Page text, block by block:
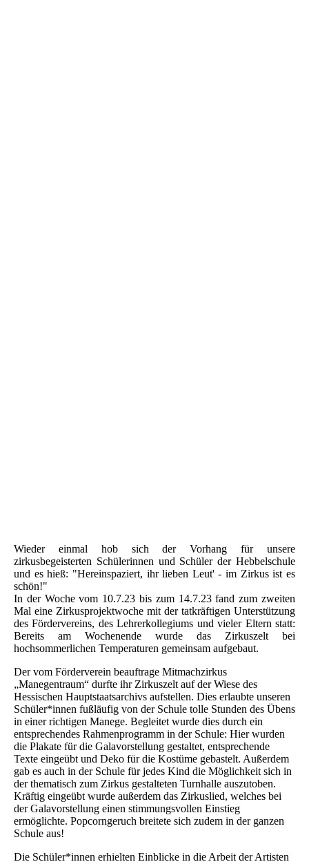
Wieder einmal hob sich der Vorhang für unsere
zirkusbegeisterten Schülerinnen und Schüler der Hebbelschule
und es hieß: "Hereinspaziert, ihr lieben Leut' - im Zirkus ist es
schön!"
In der Woche vom 10.7.23 bis zum 14.7.23 fand zum zweiten
Mal eine Zirkusprojektwoche mit der tatkräftigen Unterstützung
des Fördervereins, des Lehrerkollegiums und vieler Eltern statt:
Bereits am Wochenende wurde das Zirkuszelt bei
hochsommerlichen Temperaturen gemeinsam aufgebaut.
Der vom Förderverein beauftrage Mitmachzirkus
„Manegentraum“ durfte ihr Zirkuszelt auf der Wiese des
Hessischen Hauptstaatsarchivs aufstellen. Dies erlaubte unseren
Schüler*innen fußläufig von der Schule tolle Stunden des Übens
in einer richtigen Manege. Begleitet wurde dies durch ein
entsprechendes Rahmenprogramm in der Schule: Hier wurden
die Plakate für die Galavorstellung gestaltet, entsprechende
Texte eingeübt und Deko für die Kostüme gebastelt. Außerdem
gab es auch in der Schule für jedes Kind die Möglichkeit sich in
der thematisch zum Zirkus gestalteten Turnhalle auszutoben.
Kräftig eingeübt wurde außerdem das Zirkuslied, welches bei
der Galavorstellung einen stimmungsvollen Einstieg
ermöglichte. Popcorngeruch breitete sich zudem in der ganzen
Schule aus!
Die Schüler*innen erhielten Einblicke in die Arbeit der Artisten